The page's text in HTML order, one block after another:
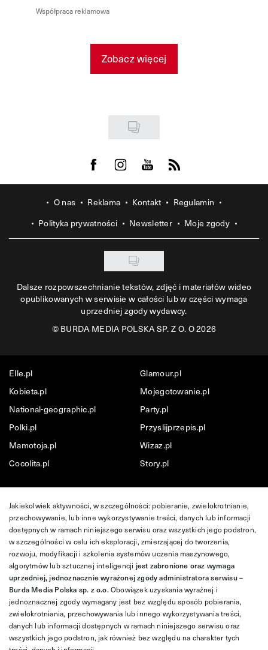
Współpraca reklamowa
Zobacz więcej
Visit us on Facebook
Visit us on Instagram
Visit us on Youtube
Visit us on Rss
O nas Reklama Kontakt
Regulamin
Polityka prywatności
Newsletter Moje zgody
Dalsze rozpowszechnianie tekstów, zdjęć i materiałów wideo
opublikowanych w serwisie w całości lub w części wymaga
uprzedniej zgody wydawcy.
©BURDA MEDIA POLSKA SP. Z O. O 2026
Elle.pl
Glamour.pl
Kobieta.pl
Mojegotowanie.pl
National-geographic.pl
Party.pl
Polki.pl
Przyslijprzepis.pl
Mamotoja.pl
Wizaz.pl
Cocolita.pl
Story.pl
Jakiekolwiek aktywności, w szczególności: pobieranie, zwielokrotnianie,
przechowywanie, lub inne wykorzystywanie treści, danych lub informacji
dostępnych w ramach niniejszego serwisu oraz wszystkich jego podstron,
w szczególności w celu ich eksploracji, zmierzającej do tworzenia,
rozwoju, modyfikacji i szkolenia systemów uczenia maszynowego,
algorytmów lub sztucznej inteligencji jest zabronione oraz wymaga
uprzedniej, jednoznacznie wyrażonej zgody administratora serwisu –
Burda Media Polska sp. z o.o.Obowiązek uzyskania wyraźnej i
jednoznacznej zgody wymagany jest bez względu sposób pobierania,
zwielokrotniania, przechowywania lub innego wykorzystywania treści,
danych lub informacji dostępnych w ramach niniejszego serwisu oraz
wszystkich jego podstron, jak również bez względu na charakter tych